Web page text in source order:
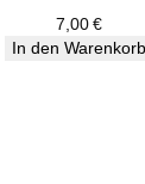
7,00€
In den Warenkorb